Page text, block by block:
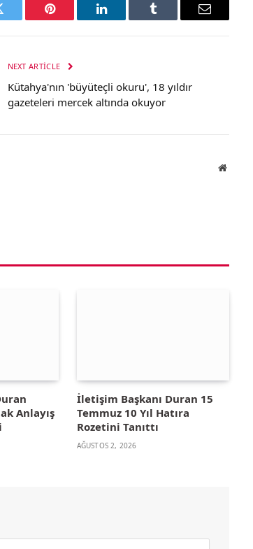
Pinterest LinkedIn Tumblr Email
NEXT ARTICLE
Kütahya'nın 'büyüteçli okuru', 18 yıldır
gazeteleri mercek altında okuyor
Website
Anlayış
İletişim Başkanı Duran 15
Temmuz 10 Yıl Hatıra
Rozetini Tanıttı
AĞUSTOS 2, 2026